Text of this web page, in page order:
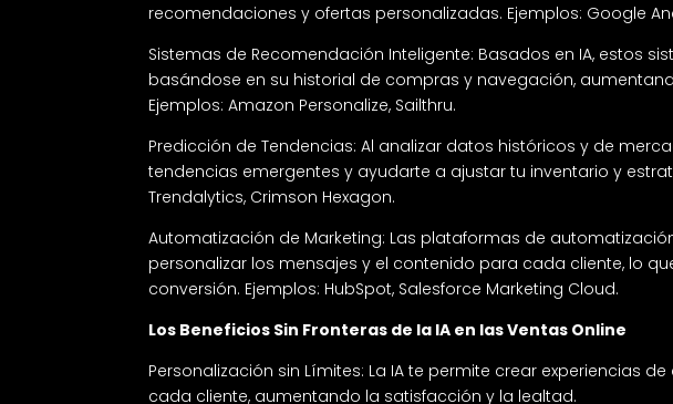
recomendaciones y ofertas personalizadas. Ejemplos: Google
Sistemas de Recomendación Inteligente: Basados en IA, estos
basándose en su historial de compras y navegación,
Ejemplos: Amazon Personalize, Sailthru.
Predicción de Tendencias: Al analizar datos históricos y de
tendencias emergentes y ayudarte a ajustar tu inventario y
Trendalytics, Crimson Hexagon.
Automatización de Marketing: Las plataformas de
personalizar los mensajes y el contenido para cada cliente, lo
conversión. Ejemplos: HubSpot, Salesforce Marketing Cloud.
Los Beneficios Sin Fronteras de la IA en las Ventas Online
Personalización sin Límites: La IA te permite crear experiencias
cada cliente, aumentando la satisfacción y la lealtad.